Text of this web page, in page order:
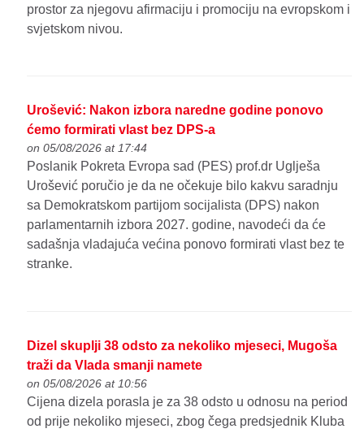
prostor za njegovu afirmaciju i promociju na evropskom i
svjetskom nivou.
Urošević: Nakon izbora naredne godine ponovo
ćemo formirati vlast bez DPS-a
on 05/08/2026 at 17:44
Poslanik Pokreta Evropa sad (PES) prof.dr Uglješa
Urošević poručio je da ne očekuje bilo kakvu saradnju
sa Demokratskom partijom socijalista (DPS) nakon
parlamentarnih izbora 2027. godine, navodeći da će
sadašnja vladajuća većina ponovo formirati vlast bez te
stranke.
Dizel skuplji 38 odsto za nekoliko mjeseci, Mugoša
traži da Vlada smanji namete
on 05/08/2026 at 10:56
Cijena dizela porasla je za 38 odsto u odnosu na period
od prije nekoliko mjeseci, zbog čega predsjednik Kluba